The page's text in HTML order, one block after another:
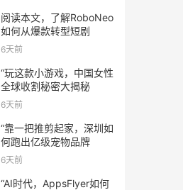
阅读本文，了解RoboNeo
如何从爆款转型短剧
6天前
“玩这款小游戏，中国女性
全球收割秘密大揭秘
6天前
“靠一把推剪起家，深圳如
何跑出亿级宠物品牌
6天前
“AI时代，AppsFlyer如何